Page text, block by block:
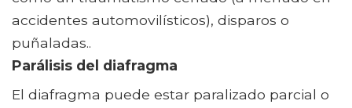
accidentes automovilísticos), disparos o
puñaladas..
Parálisis del diafragma
El diafragma puede estar paralizado parcial o